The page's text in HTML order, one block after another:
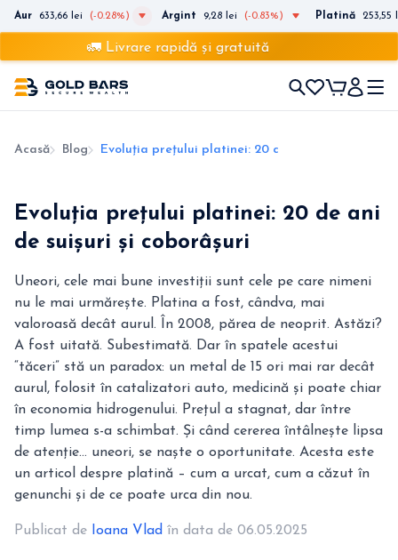
Aur 633,66 lei (-0.28%) Argint 9,28 lei (-0.83%) Platină 253,55
🚛 Livrare rapidă și gratuită
Acasă Blog Evoluția prețului platinei: 20 de ani de suișuri și
Evoluția prețului platinei: 20 de ani
de suișuri și coborâșuri
Uneori, cele mai bune investiții sunt cele pe care nimeni
nu le mai urmărește. Platina a fost, cândva, mai
valoroasă decât aurul. În 2008, părea de neoprit. Astăzi?
A fost uitată. Subestimată. Dar în spatele acestui
“tăceri” stă un paradox: un metal de 15 ori mai rar decât
aurul, folosit în catalizatori auto, medicină și poate chiar
în economia hidrogenului. Prețul a stagnat, dar între
timp lumea s-a schimbat. Și când cererea întâlnește lipsa
de atenție… uneori, se naște o oportunitate. Acesta este
un articol despre platină – cum a urcat, cum a căzut în
genunchi și de ce poate urca din nou.
Publicat de Ioana Vlad în data de 06.05.2025